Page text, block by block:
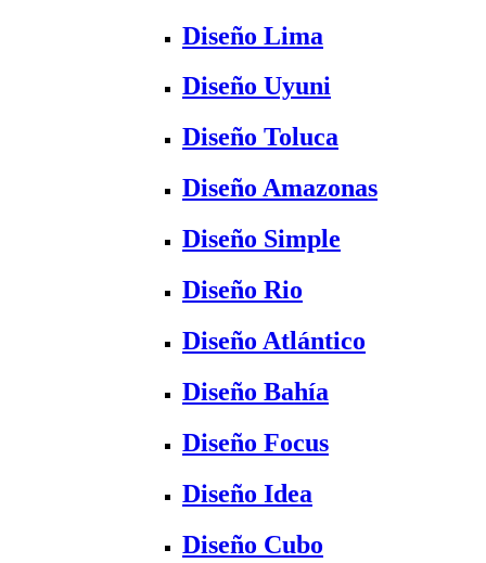
Diseño Lima
Diseño Uyuni
Diseño Toluca
Diseño Amazonas
Diseño Simple
Diseño Rio
Diseño Atlántico
Diseño Bahía
Diseño Focus
Diseño Idea
Diseño Cubo